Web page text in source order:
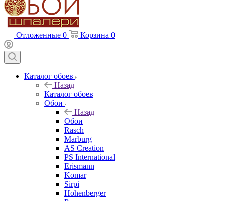
Отложенные 0 Корзина 0
Каталог обоев
Назад
Каталог обоев
Обои
Назад
Обои
Rasch
Marburg
AS Creation
PS International
Erismann
Komar
Sirpi
Hohenberger